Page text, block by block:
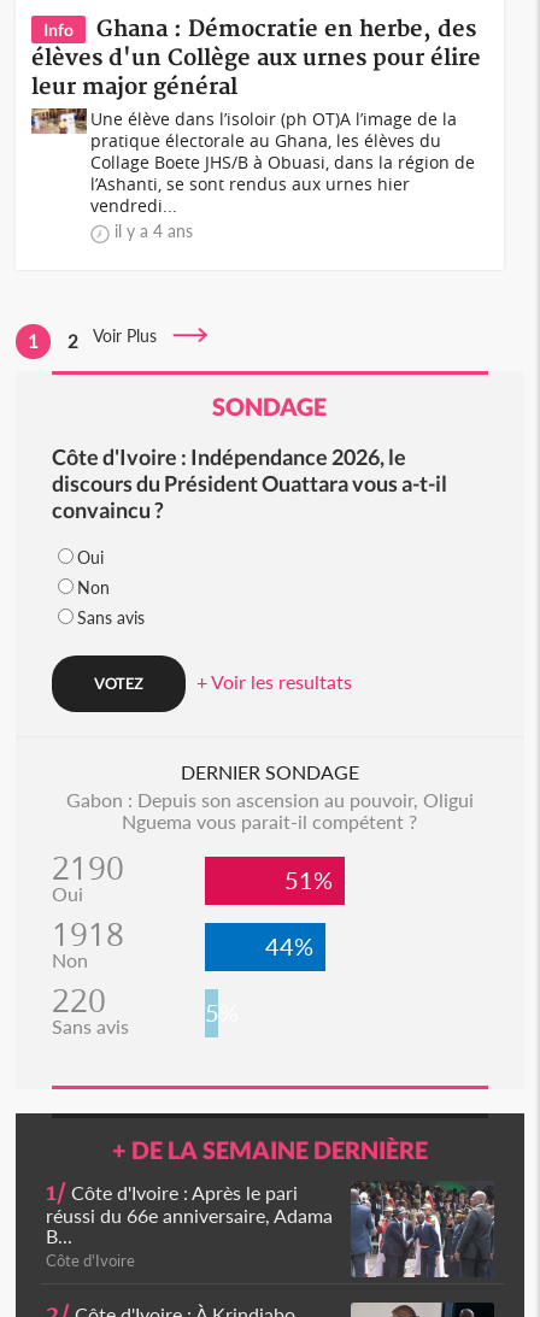
Info
Ghana : Démocratie en herbe, des
élèves d'un Collège aux urnes pour élire
leur major général
Une élève dans l’isoloir (ph OT)A l’image de la
pratique électorale au Ghana, les élèves du
Collage Boete JHS/B à Obuasi, dans la région de
l’Ashanti, se sont rendus aux urnes hier
vendredi...
il y a 4 ans
1 2 Voir Plus
SONDAGE
Côte d'Ivoire : Indépendance 2026, le
discours du Président Ouattara vous a-t-il
convaincu ?
Oui
Non
Sans avis
+ Voir les resultats
DERNIER SONDAGE
Gabon : Depuis son ascension au pouvoir, Oligui
Nguema vous parait-il compétent ?
2190
Oui 51%
1918
Non 44%
220
Sans avis 5%
+ DE LA SEMAINE DERNIÈRE
1/ Côte d'Ivoire : Après le pari
réussi du 66e anniversaire, Adama
B...
Côte d'Ivoire